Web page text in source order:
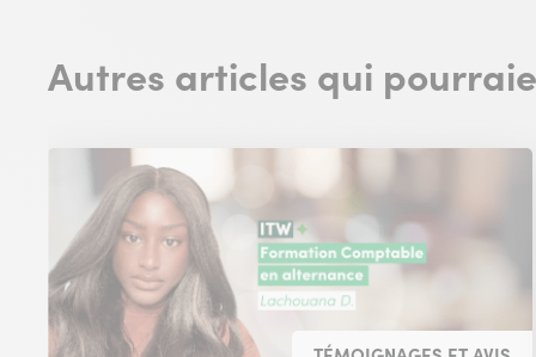
Autres articles qui